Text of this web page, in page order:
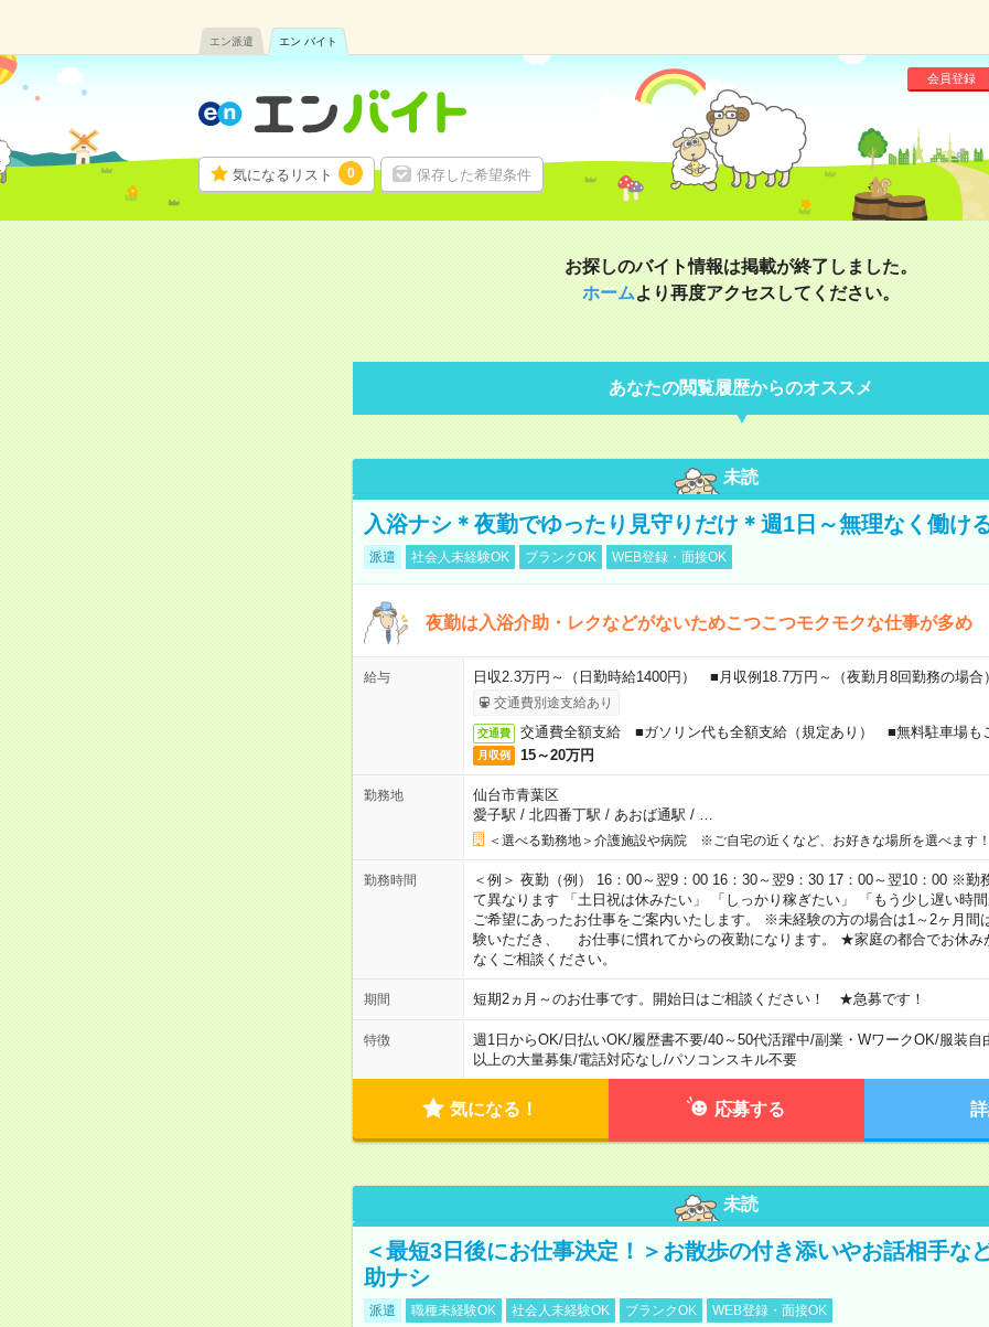
エン派遣 エン バイト
気になるリスト 0 保存した希望条件
会員登録
お探しのバイト情報は掲載が終了しました。
ホームより再度アクセスしてください。
あなたの閲覧履歴からのオススメ
未読
入浴ナシ＊夜勤でゆったり見守りだけ＊週1日～無理なく働け
派遣 社会人未経験OK ブランクOK WEB登録・面接OK
夜勤は入浴介助・レクなどがないためこつこつモクモクな仕事が多め
給与 日収2.3万円～（日勤時給1400円） ■月収例18.7万円～（夜勤月8回勤務の場合）
交通費別途支給あり
交通費 交通費全額支給 ■ガソリン代も全額支給（規定あり） ■無料駐車場も
月収例 15～20万円
勤務地
仙台市青葉区
愛子駅 / 北四番丁駅 / あおば通駅 / …
＜選べる勤務地＞介護施設や病院 ※ご自宅の近くなど、お好きな場所を選べます！
勤務時間
＜例＞ 夜勤（例） 16：00～翌9：00 16：30～翌9：30 17：00～翌10：00 ※勤
て異なります 「土日祝は休みたい」 「しっかり稼ぎたい」 「もう少し遅い時
ご希望にあったお仕事をご案内いたします。 ※未経験の方の場合は1～2ヶ月間
験いただき、 お仕事に慣れてからの夜勤になります。 ★家庭の都合でお休み
なくご相談ください。
期間 短期2ヵ月～のお仕事です。開始日はご相談ください！ ★急募です！
特徴 週1日からOK/日払いOK/履歴書不要/40～50代活躍中/副業・WワークOK/服装自
以上の大量募集/電話対応なし/パソコンスキル不要
気になる！ 応募する
未読
＜最短3日後にお仕事決定！＞お散歩の付き添いやお話相手な
助ナシ
派遣 職種未経験OK 社会人未経験OK ブランクOK WEB登録・面接OK